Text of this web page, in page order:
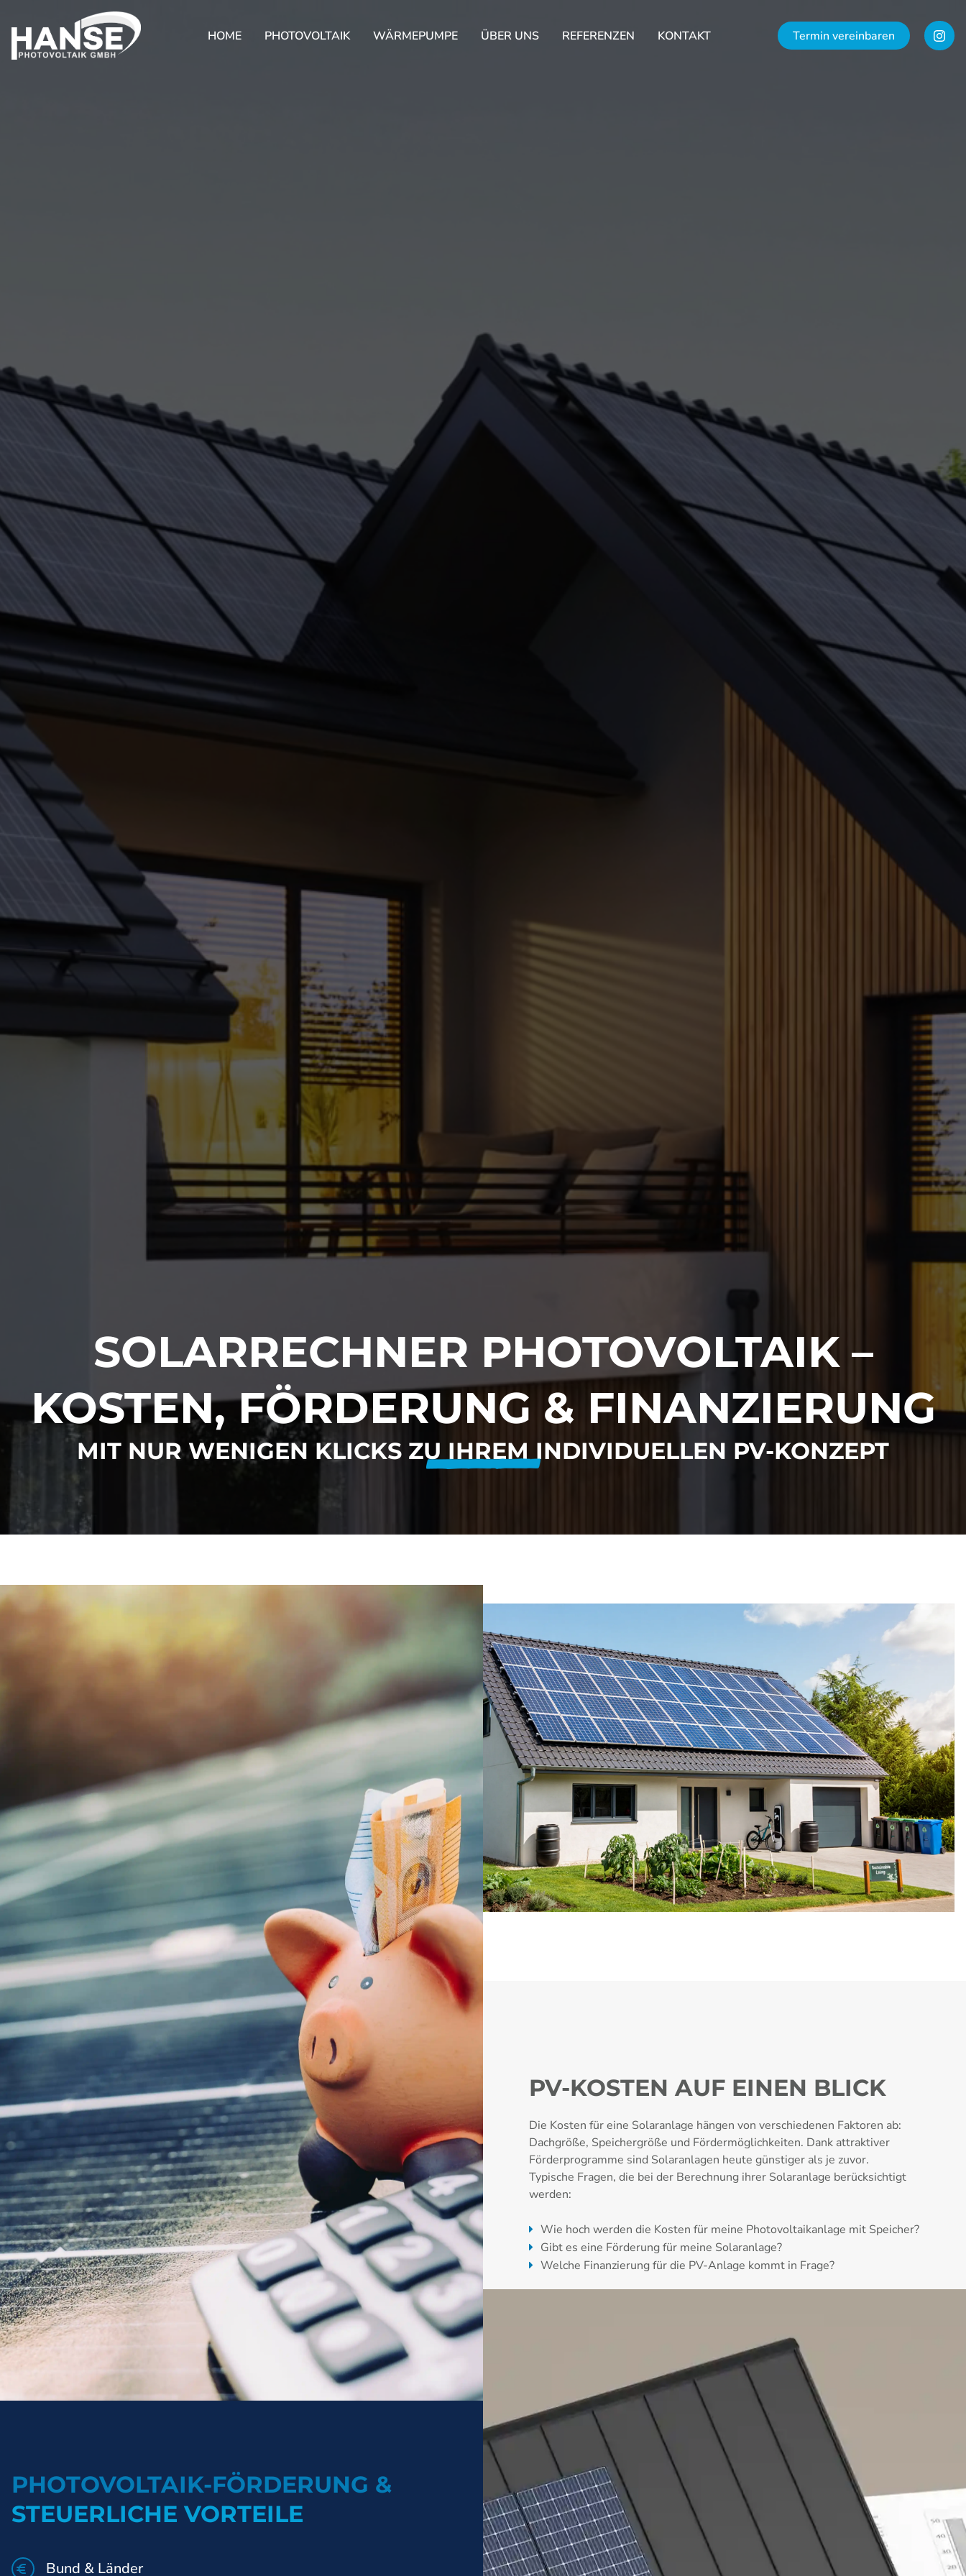
HOME PHOTOVOLTAIK WÄRMEPUMPE ÜBER UNS REFERENZEN KONTAKT Termin vereinbaren
SOLARRECHNER PHOTOVOLTAIK –
KOSTEN, FÖRDERUNG & FINANZIERUNG
MIT NUR WENIGEN KLICKS ZU IHREM INDIVIDUELLEN PV-KONZEPT
JETZT SOLARRECHNER
STARTEN
Wie viel kostet eine PV-Anlage? Was sind die Kosten für eine
Solaranlage mit Speicher? Lohnt sich das für mein Dach und welche
Förderungen für die Photovoltaikanlage gibt es? Mit dem
kostenlosen Solarrechner von Hanse PV erhalten Sie in wenigen
Klicks eine erste Einschätzung – ganz individuell für Ihre Immobilie.
Unverbindliche & kostenlos Solarberatung im Anschluss – unser
Team meldet sich mit einer Einschätzung.
Unverbindlich beraten lassen
PV-KOSTEN AUF EINEN BLICK
Die Kosten für eine Solaranlage hängen von verschiedenen Faktoren ab:
Dachgröße, Speichergröße und Fördermöglichkeiten. Dank attraktiver
Förderprogramme sind Solaranlagen heute günstiger als je zuvor.
Typische Fragen, die bei der Berechnung ihrer Solaranlage berücksichtigt
werden:
Wie hoch werden die Kosten für meine Photovoltaikanlage mit Speicher?
Gibt es eine Förderung für meine Solaranlage?
Welche Finanzierung für die PV-Anlage kommt in Frage?
PHOTOVOLTAIK-FÖRDERUNG &
STEUERLICHE VORTEILE
Bund & Länder
FINANZIERUNG & KREDIT
FÜR IHRE
PV-ANLAGE
Individuelle Finanzierung